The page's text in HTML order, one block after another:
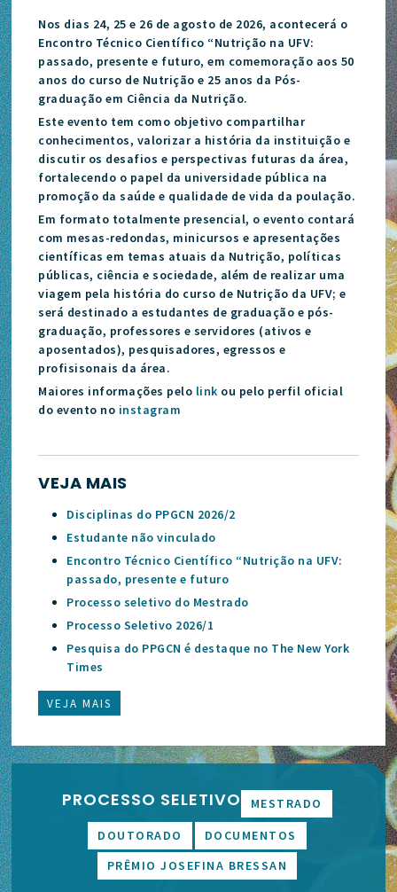
Nos dias 24, 25 e 26 de agosto de 2026, acontecerá o
Encontro Técnico Científico “Nutrição na UFV:
passado, presente e futuro, em comemoração aos 50
anos do curso de Nutrição e 25 anos da Pós-
graduação em Ciência da Nutrição.
Este evento tem como objetivo compartilhar
conhecimentos, valorizar a história da instituição e
discutir os desafios e perspectivas futuras da área,
fortalecendo o papel da universidade pública na
promoção da saúde e qualidade de vida da poulação.
Em formato totalmente presencial, o evento contará
com mesas-redondas, minicursos e apresentações
científicas em temas atuais da Nutrição, políticas
públicas, ciência e sociedade, além de realizar uma
viagem pela história do curso de Nutrição da UFV; e
será destinado a estudantes de graduação e pós-
graduação, professores e servidores (ativos e
aposentados), pesquisadores, egressos e
profisisonais da área.
Maiores informações pelo link ou pelo perfil oficial
do evento no instagram
VEJA MAIS
Disciplinas do PPGCN 2026/2
Estudante não vinculado
Encontro Técnico Científico “Nutrição na UFV:
passado, presente e futuro
Processo seletivo do Mestrado
Processo Seletivo 2026/1
Pesquisa do PPGCN é destaque no The New York
Times
VEJA MAIS
PROCESSO SELETIVO
MESTRADO
DOUTORADO
DOCUMENTOS
PRÊMIO JOSEFINA BRESSAN